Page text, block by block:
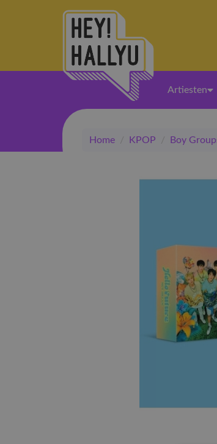
Artiesten
Home / KPOP / Boy